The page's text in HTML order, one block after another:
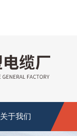
关于我们